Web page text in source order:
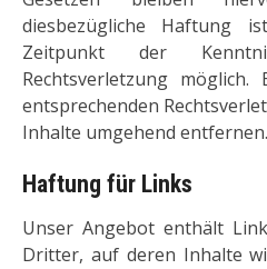
diesbezügliche Haftung
Zeitpunkt der
Rechtsverletzung
entsprechenden
Inhalte umgehend entfernen.
Haftung für Links
Unser Angebot enthält
Dritter, auf deren Inhalte